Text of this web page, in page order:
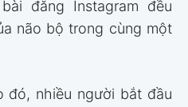
đăng Instagram đều
não bộ trong cùng một
đó, nhiều người bắt đầu